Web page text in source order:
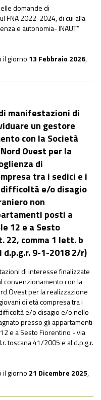
domande di
FNA 2022-2024, di cui alla
e autonomia- INAUT”
il giorno 13 Febbraio 2026,
manifestazioni di
un gestore
con la Società
Ovest per la
di
tra i sedici e i
e/o disagio
non
posti a
12 e a Sesto
22, comma 1 lett. b
9-1-2018 2/r)
di interesse finalizzate
convenzionamento con la
Ovest per la realizzazione
di età compresa tra i
e/o disagio e/o nello
presso gli appartamenti
e a Sesto Fiorentino - via
toscana 41/2005 e al d.p.g.r.
il giorno 21 Dicembre 2025,